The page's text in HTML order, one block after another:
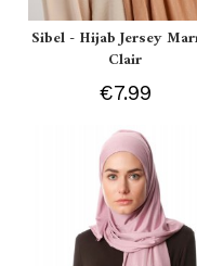
Sibel - Hijab Jersey
Clair
€7.99